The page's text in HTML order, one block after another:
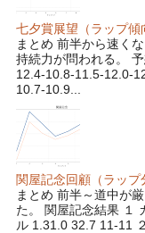
七夕賞展望（ラップ傾
まとめ 前半から速く
持続力が問われる。
12.4-10.8-11.5-12.0-
10.7-10.9...
関屋記念回顧（ラップ
まとめ 前半～道中が
た。 関屋記念結果 １
ル 1.31.0 32.7 11-11